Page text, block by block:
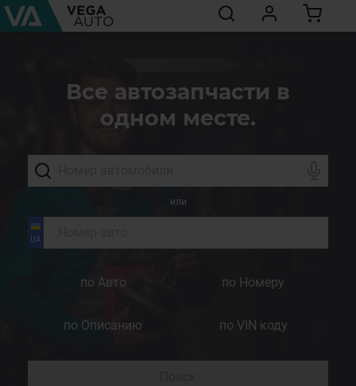
Все автозапчасти в
одном месте.
или
по Авто по Номеру
по Описанию по VIN коду